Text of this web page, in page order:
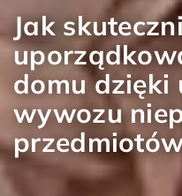
Jak
domu dzięki
wywozu